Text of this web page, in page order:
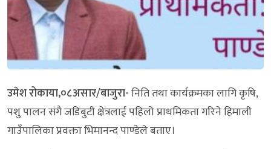
उमेश रोकाया,०८असार/बाजुरा-निति तथा कार्यक्रमका लागि कृषि,
पशु पालन संगै जडिबुटी क्षेत्रलाई पहिलो प्राथमिकता गरिने हिमाली
गाउँपालिका प्रवक्ता भिमानन्द पाण्डेले बताए।